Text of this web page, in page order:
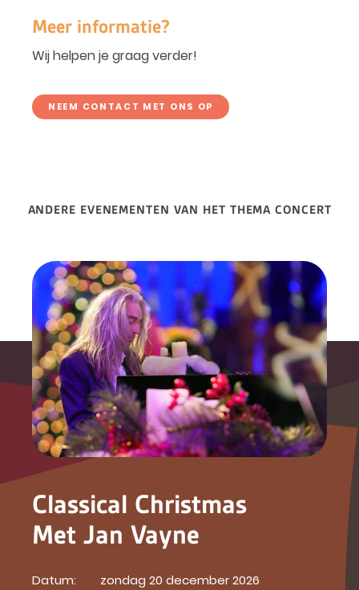
Meer informatie?
Wij helpen je graag verder!
NEEM CONTACT MET ONS OP
ANDERE EVENEMENTEN VAN HET THEMA CONCERT
Classical Christmas
Met Jan Vayne
Datum:
zondag 20 december 2026